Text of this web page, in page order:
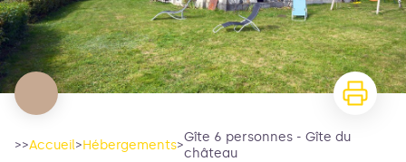
>>Accueil>Hébergements>
Gîte 6 personnes - Gîte du
château